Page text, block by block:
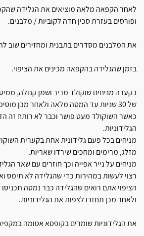
לאחר הקפאה מלאה מוציאים את הגלידה
ופורסים בעזרת סכין חדה לקוביות / מלבנים.
את המלבנים מסדרים בתבנית ומחזירים שוב
בזמן שהגלידה בהקפאה מכינים את הציפוי.
בקערה מניחים שוקולד מריר ושמן קנולה,
של 30 שניות עד המסה מלאה ולאחר מכן מוסיפים את השקדים.
כאשר השוקולד מעט פושר וכבר לא רותח זה
הגלידוניות.
מניחים בכל פעם גלידונית אחת בקערית
מזלג, מרימים ומחכים שירדו שאריות.
מניחים על נייר אפייה וכך חוזרים עם שאר
רצוי לעשות במהירות כדי שהגלידה לא תימס
הציפוי אתם רואים שהגלידה כבר נמסה
ולאחר מכן תחזרו לצפות את הגלידוניות.
את הגלידוניות שומרים בקופסא אטומה